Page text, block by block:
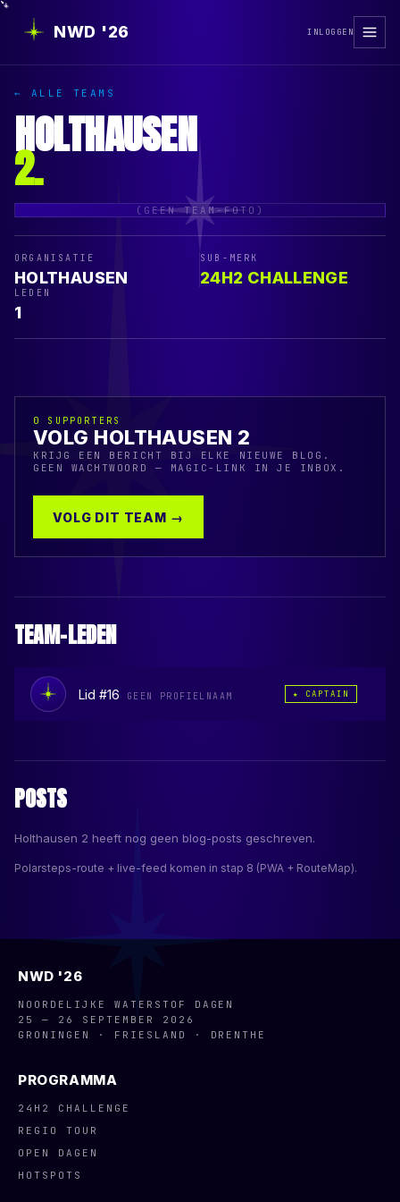
NWD '26 INLOGGEN
← ALLE TEAMS
HOLTHAUSEN
2.
(GEEN TEAM-FOTO)
ORGANISATIE
HOLTHAUSEN
SUB-MERK
24H2 CHALLENGE
LEDEN
1
0 SUPPORTERS
VOLG HOLTHAUSEN 2
KRIJG EEN BERICHT BIJ ELKE NIEUWE BLOG.
GEEN WACHTWOORD — MAGIC-LINK IN JE INBOX.
VOLG DIT TEAM →
TEAM-LEDEN
Lid #16 GEEN PROFIELNAAM ★ CAPTAIN
POSTS
Holthausen 2 heeft nog geen blog-posts geschreven.
Polarsteps-route + live-feed komen in stap 8 (PWA + RouteMap).
NWD '26
NOORDELIJKE WATERSTOF DAGEN
25 — 26 SEPTEMBER 2026
GRONINGEN · FRIESLAND · DRENTHE
PROGRAMMA
24H2 CHALLENGE
REGIO TOUR
OPEN DAGEN
HOTSPOTS